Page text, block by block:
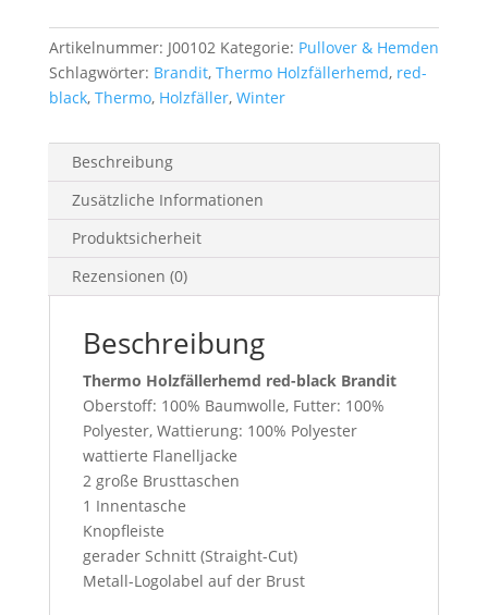
Artikelnummer: J00102 Kategorie: Pullover & Hemden
Schlagwörter: Brandit, Thermo Holzfällerhemd, red-
black, Thermo, Holzfäller, Winter
Beschreibung
Zusätzliche Informationen
Produktsicherheit
Rezensionen (0)
Beschreibung
Thermo Holzfällerhemd red-black Brandit
Oberstoff: 100% Baumwolle, Futter: 100%
Polyester, Wattierung: 100% Polyester
wattierte Flanelljacke
2 große Brusttaschen
1 Innentasche
Knopfleiste
gerader Schnitt (Straight-Cut)
Metall-Logolabel auf der Brust